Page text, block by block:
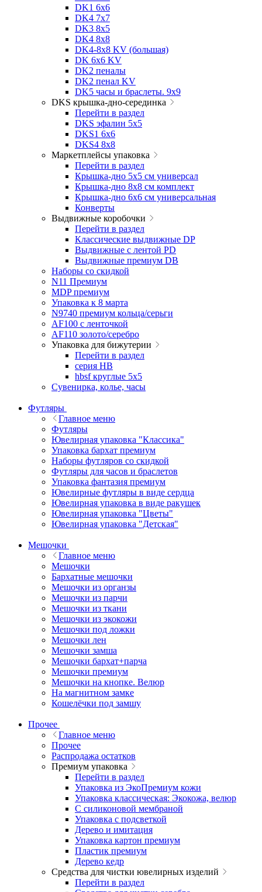
DK1 6x6
DK4 7х7
DK3 8x5
DK4 8x8
DK4-8x8 KV (большая)
DK 6х6 KV
DK2 пеналы
DK2 пенал KV
DK5 часы и браслеты. 9x9
DKS крышка-дно-серединка
Перейти в раздел
DKS эфалин 5x5
DKS1 6x6
DKS4 8x8
Маркетплейсы упаковка
Перейти в раздел
Крышка-дно 5x5 см универсал
Крышка-дно 8x8 см комплект
Крышка-дно 6x6 см универсальная
Конверты
Выдвижные коробочки
Перейти в раздел
Классические выдвижные DP
Выдвижные с лентой PD
Выдвижные премиум DB
Наборы со скидкой
N11 Премиум
MDP премиум
Упаковка к 8 марта
N9740 премиум кольца/серьги
AF100 с ленточкой
AF110 золото/серебро
Упаковка для бижутерии
Перейти в раздел
серия HB
hbsf круглые 5x5
Сувенирка, колье, часы
Футляры
Главное меню
Футляры
Ювелирная упаковка "Классика"
Упаковка бархат премиум
Наборы футляров со скидкой
Футляры для часов и браслетов
Упаковка фантазия премиум
Ювелирные футляры в виде сердца
Ювелирная упаковка в виде ракушек
Ювелирная упаковка "Цветы"
Ювелирная упаковка "Детская"
Мешочки
Главное меню
Мешочки
Бархатные мешочки
Мешочки из органзы
Мешочки из парчи
Мешочки из ткани
Мешочки из экокожи
Мешочки под ложки
Мешочки лен
Мешочки замша
Мешочки бархат+парча
Мешочки премиум
Мешочки на кнопке. Велюр
На магнитном замке
Кошелёчки под замшу
Прочее
Главное меню
Прочее
Распродажа остатков
Премиум упаковка
Перейти в раздел
Упаковка из ЭкоПремиум кожи
Упаковка классическая: Экокожа, велюр
С силиконовой мембраной
Упаковка с подсветкой
Дерево и имитация
Упаковка картон премиум
Пластик премиум
Дерево кедр
Средства для чистки ювелирных изделий
Перейти в раздел